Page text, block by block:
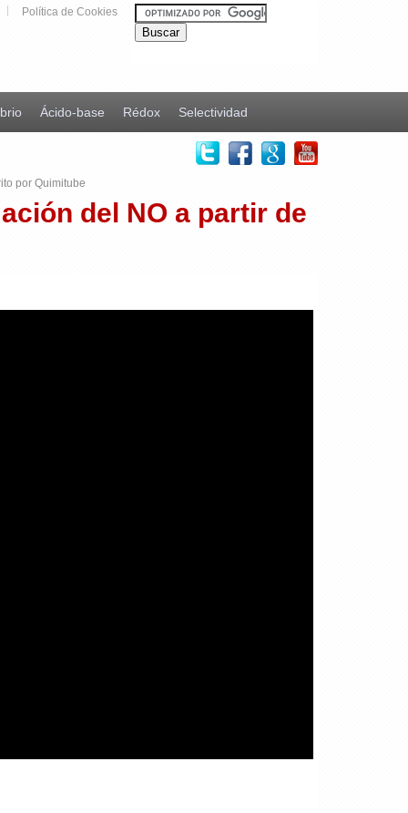
Política de Cookies
Ácido-base Rédox Selectividad
por Quimitube
del NO a partir de